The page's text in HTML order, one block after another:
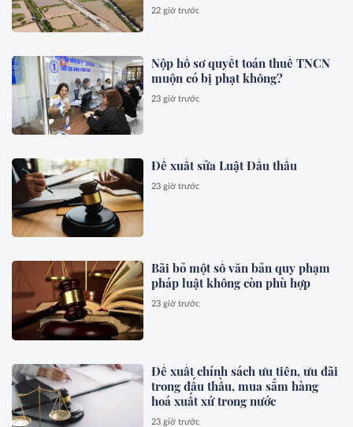
22 giờ trước
Nộp hồ sơ quyết toán thuế TNCN
muộn có bị phạt không?
23 giờ trước
Đề xuất sửa Luật Đấu thầu
23 giờ trước
Bãi bỏ một số văn bản quy phạm
pháp luật không còn phù hợp
23 giờ trước
Đề xuất chính sách ưu tiên, ưu đãi
trong đấu thầu, mua sắm hàng
hoá xuất xứ trong nước
23 giờ trước